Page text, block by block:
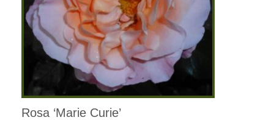
Rosa ‘Marie Curie’